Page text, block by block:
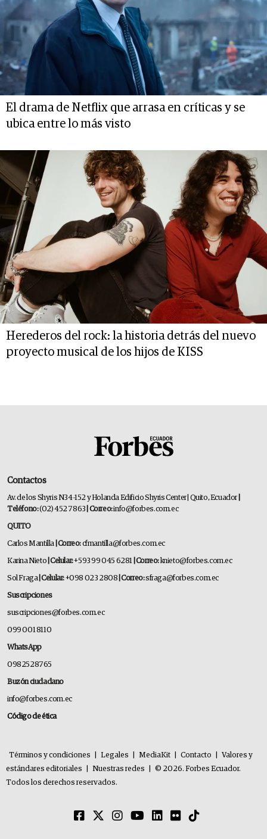
El drama de Netflix que arrasa en críticas y se
ubica entre lo más visto
Herederos del rock: la historia detrás del nuevo
proyecto musical de los hijos de KISS
Contactos
Av. de los Shyris N34-152 y Holanda Edificio Shyris Center | Quito, Ecuador
Teléfono:(02) 452 7863 | Correo:info@forbes.com.ec
QUITO
Carlos Mantilla | Correo:cfmantilla@forbes.com.ec
Karina Nieto | Celular:+593 99 045 6281 | Correo: knieto@forbes.com.ec
Sol Fraga | Celular:+098 023 2808 | Correo:sfraga@forbes.com.ec
Suscripciones
suscripciones@forbes.com.ec
099 001 8110
WhatsApp
0982528765
Buzón ciudadano
info@forbes.com.ec
Código de ética
Términos y condiciones Legales MediaKit Contacto
Valores y
estándares editoriales
Nuestras redes
© 2026. Forbes Ecuador.
Todos los derechos reservados.